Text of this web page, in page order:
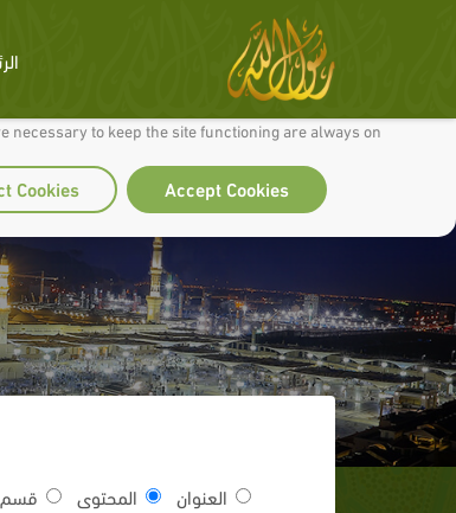
site work well for you and so we can continually improve it.
necessary to keep the site functioning are always on
Accept Cookies
Cookies
العنوان المحتوى قسم